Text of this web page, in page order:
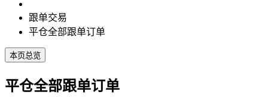
跟单交易
平仓全部跟单订单
本页总览
平仓全部跟单订单